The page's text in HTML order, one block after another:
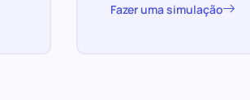
Fazer uma simulação